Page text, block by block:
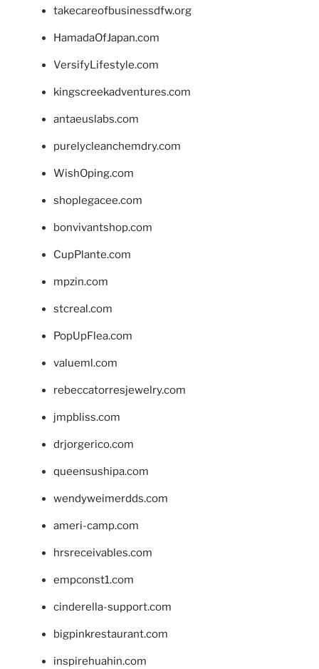
takecareofbusinessdfw.org
HamadaOfJapan.com
VersifyLifestyle.com
kingscreekadventures.com
antaeuslabs.com
purelycleanchemdry.com
WishOping.com
shoplegacee.com
bonvivantshop.com
CupPlante.com
mpzin.com
stcreal.com
PopUpFlea.com
valueml.com
rebeccatorresjewelry.com
jmpbliss.com
drjorgerico.com
queensushipa.com
wendyweimerdds.com
ameri-camp.com
hrsreceivables.com
empconst1.com
cinderella-support.com
bigpinkrestaurant.com
inspirehuahin.com